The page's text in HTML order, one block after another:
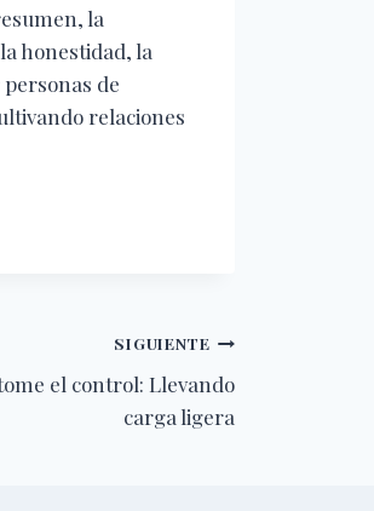
la
honestidad, la
de
relaciones
SIGUIENTE
el control: Llevando
carga ligera